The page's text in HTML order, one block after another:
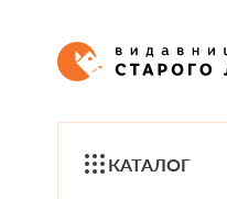
КАТАЛОГ